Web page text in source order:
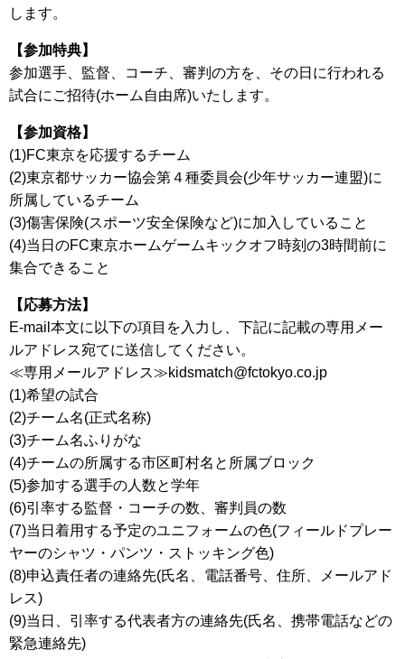
します。
【参加特典】
参加選手、監督、コーチ、審判の方を、その日に行われる
試合にご招待(ホーム自由席)いたします。
【参加資格】
(1)FC東京を応援するチーム
(2)東京都サッカー協会第４種委員会(少年サッカー連盟)に
所属しているチーム
(3)傷害保険(スポーツ安全保険など)に加入していること
(4)当日のFC東京ホームゲームキックオフ時刻の3時間前に
集合できること
【応募方法】
E-mail本文に以下の項目を入力し、下記に記載の専用メー
ルアドレス宛てに送信してください。
≪専用メールアドレス≫kidsmatch@fctokyo.co.jp
(1)希望の試合
(2)チーム名(正式名称)
(3)チーム名ふりがな
(4)チームの所属する市区町村名と所属ブロック
(5)参加する選手の人数と学年
(6)引率する監督・コーチの数、審判員の数
(7)当日着用する予定のユニフォームの色(フィールドプレー
ヤーのシャツ・パンツ・ストッキング色)
(8)申込責任者の連絡先(氏名、電話番号、住所、メールアド
レス)
(9)当日、引率する代表者方の連絡先(氏名、携帯電話などの
緊急連絡先)